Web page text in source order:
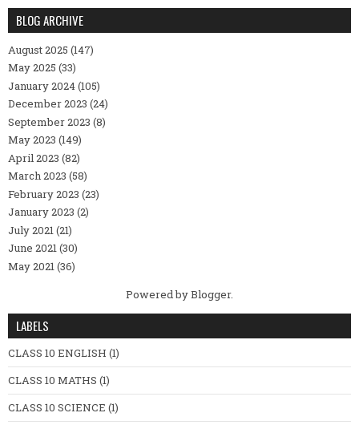
BLOG ARCHIVE
August 2025 (147)
May 2025 (33)
January 2024(105)
December 2023 (24)
September 2023 (8)
May 2023 (149)
April 2023 (82)
March 2023 (58)
February 2023 (23)
January 2023 (2)
July 2021(21)
June 2021(30)
May 2021(36)
Powered byBlogger.
LABELS
CLASS 10 ENGLISH (1)
CLASS 10 MATHS (1)
CLASS 10 SCIENCE (1)